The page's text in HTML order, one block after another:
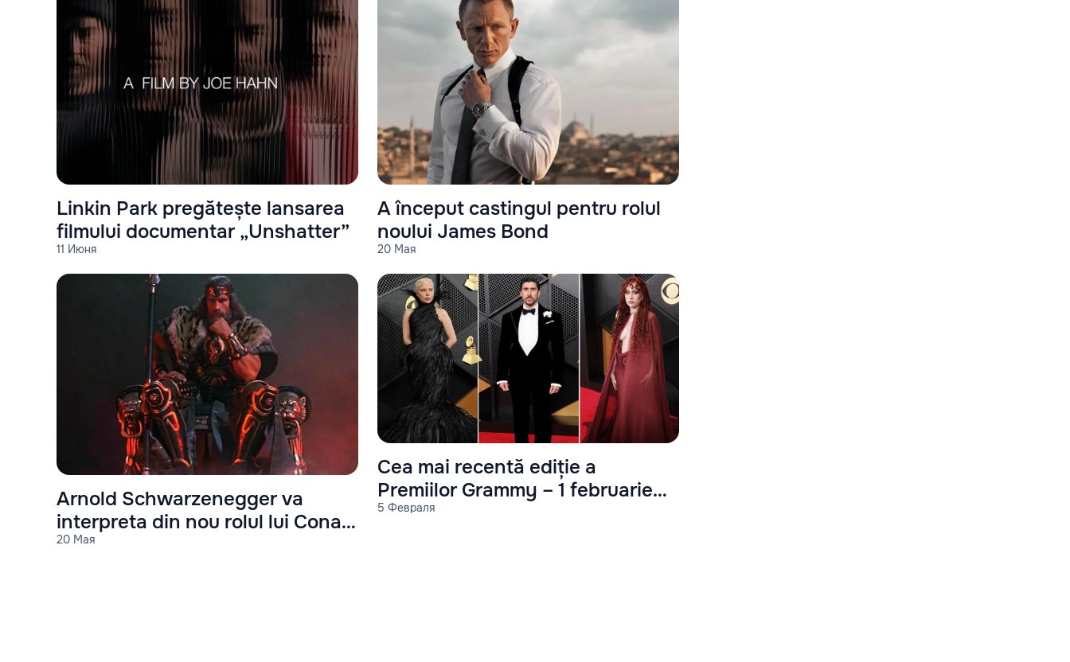
11 Июня
Linkin Park pregătește lansarea
filmului documentar „Unshatter”
20 Мая
A început castingul pentru rolul
noului James Bond
20 Мая
Arnold Schwarzenegger va
interpreta din nou rolul lui Conan
Barbarul
5 Февраля
Cea mai recentă ediție a
Premiilor Grammy – 1 februarie
2026